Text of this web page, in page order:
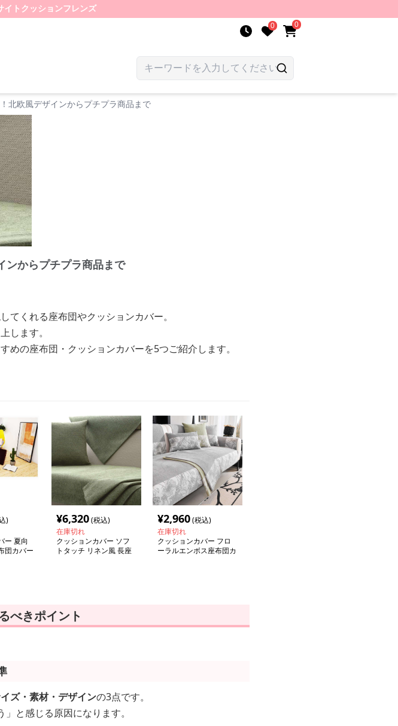
イト クッションフレンズ
0 0
北欧風デザインからプチプラ商品まで
ンからプチプラ商品まで
てくれる座布団やクッションカバー。
します。
の座布団・クッションカバーを5つご紹介します。
)
ー 夏向
団カバー
¥6,320(税込)
在庫切れ
クッションカバー ソフ
トタッチ リネン風 長座
¥2,960(税込)
在庫切れ
クッションカバー フロ
ーラルエンボス座布団カ
べきポイント
ズ・素材・デザインの3点です。
と感じる原因になります。